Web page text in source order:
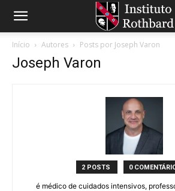
Início Autores Posts por Joseph Varon
Joseph Varon
2 POSTS 0
é médico de cuidados intensivos,